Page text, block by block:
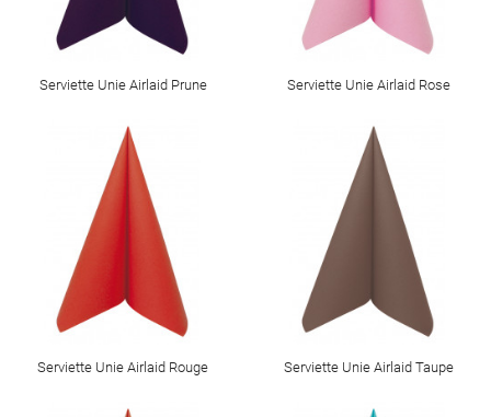
Serviette Unie Airlaid Prune Serviette Unie Airlaid Rose
Serviette Unie Airlaid Rouge Serviette Unie Airlaid Taupe